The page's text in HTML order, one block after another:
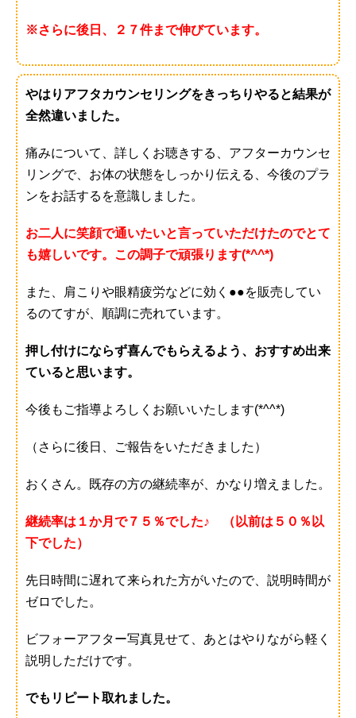
※さらに後日、２７件まで伸びています。
やはりアフタカウンセリングをきっちりやると結果が
全然違いました。
痛みについて、詳しくお聴きする、アフターカウンセ
リングで、お体の状態をしっかり伝える、今後のプラ
ンをお話するを意識しました。
お二人に笑顔で通いたいと言っていただけたのでとて
も嬉しいです。この調子で頑張ります(*^^*)
また、肩こりや眼精疲労などに効く●●を販売してい
るのてすが、順調に売れています。
押し付けにならず喜んでもらえるよう、おすすめ出来
ていると思います。
今後もご指導よろしくお願いいたします(*^^*)
（さらに後日、ご報告をいただきました）
おくさん。既存の方の継続率が、かなり増えました。
継続率は１か月で７５％でした♪ （以前は５０％以
下でした）
先日時間に遅れて来られた方がいたので、説明時間が
ゼロでした。
ビフォーアフター写真見せて、あとはやりながら軽く
説明しただけです。
でもリピート取れました。